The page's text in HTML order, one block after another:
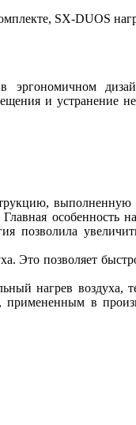
SX-DUOS
эргономичном
и устранение
, выполненную
особенность
позволила
Это позволяет
нагрев воздуха,
примененным в